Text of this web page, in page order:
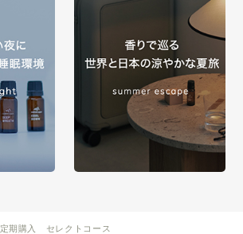
定期購入 セレクトコース